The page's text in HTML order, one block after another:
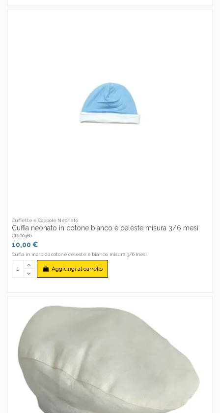
Cuffiette e Coppole Neonato
Cuffia neonato in cotone bianco e celeste misura 3/6 mesi
CR100486
10,00 €
Cuffia in morbido cotone celeste e bianco, misura 3/6 mesi.
Aggiungi al carrello